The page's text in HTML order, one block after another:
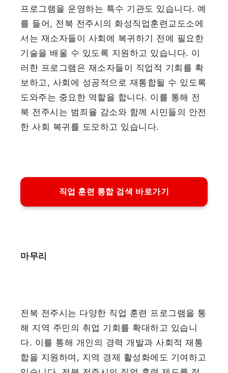
프로그램을 운영하는 특수 기관도 있습니다. 예
를 들어, 전북 전주시의 화성직업훈련교도소에
서는 재소자들이 사회에 복귀하기 전에 필요한
기술을 배울 수 있도록 지원하고 있습니다. 이
러한 프로그램은 재소자들이 직업적 기회를 확
보하고, 사회에 성공적으로 재통합될 수 있도록
도와주는 중요한 역할을 합니다. 이를 통해 전
북 전주시는 범죄율 감소와 함께 시민들의 안전
한 사회 복귀를 도모하고 있습니다.
직업 훈련 통합 검색 바로가기
마무리
전북 전주시는 다양한 직업 훈련 프로그램을 통
해 지역 주민의 취업 기회를 확대하고 있습니
다. 이를 통해 개인의 경력 개발과 사회적 재통
합을 지원하며, 지역 경제 활성화에도 기여하고